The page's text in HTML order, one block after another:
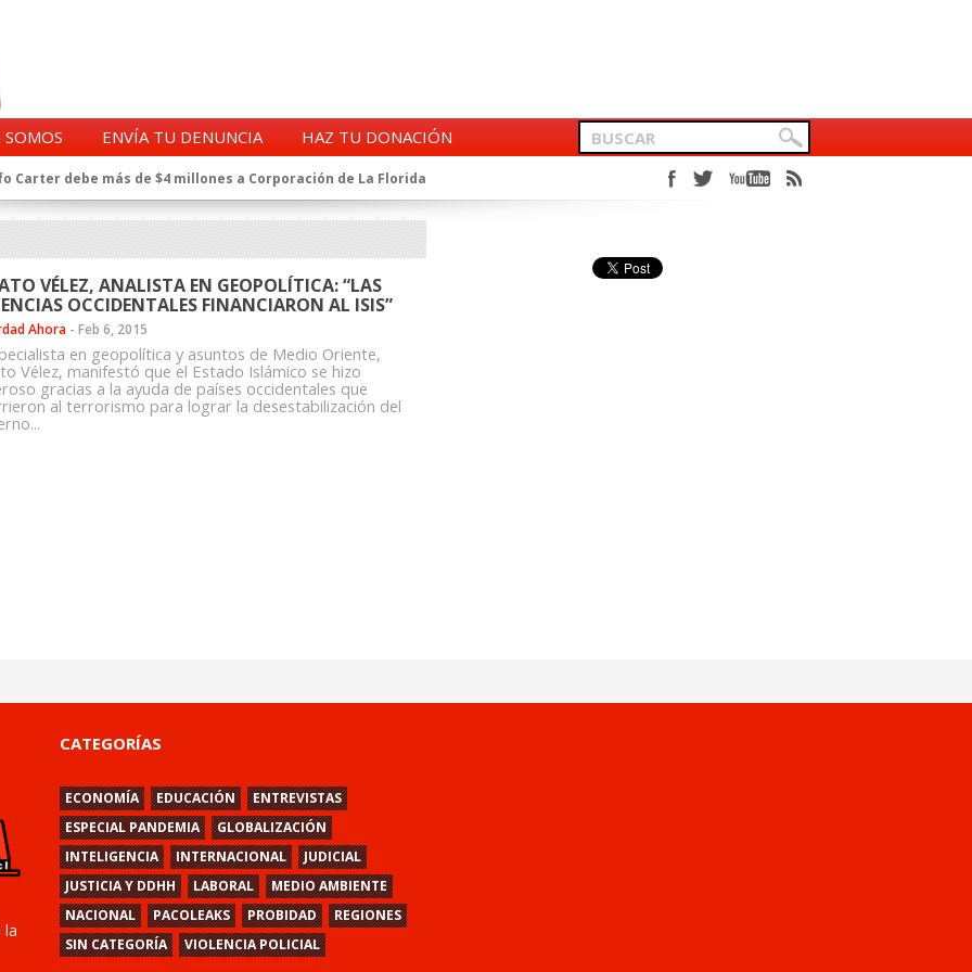
ENVÍA TU DENUNCIA
HAZ TU DONACIÓN
Carter debe más de $4 millones a Corporación de La Florida
de la CIA en Chile tras archivos desclasificados por Trump
exprefecto de Carabineros de Talca por supuesto fraude al
de Carabineros en el ajedrez del caso Huracán
imputado en caso Huracán, según chats en poder de la Fiscalía
vínculos con jueces del Grupo Arauco de Angelini
La denuncia que Carabineros ignoró
a Clínica Las Condes, vinculada al ministro Jaime Mañalich
de oficiales de la FACH recontratados por la DGAC
VÉLEZ, ANALISTA EN GEOPOLÍTICA: “LAS
OCCIDENTALES FINANCIARON AL ISIS”
Ahora - Feb 6, 2015
en geopolítica y asuntos de Medio Oriente,
Vélez, manifestó que el Estado Islámico se hizo
gracias a la ayuda de países occidentales que
al terrorismo para lograr la desestabilización del
la
CATEGORÍAS
ECONOMÍA EDUCACIÓN
ENTREVISTAS
ESPECIAL PANDEMIA
GLOBALIZACIÓN
INTELIGENCIA
INTERNACIONAL
JUDICIAL
JUSTICIA Y DDHH
LABORAL
MEDIO AMBIENTE
NACIONAL
PACOLEAKS PROBIDAD
REGIONES
SIN CATEGORÍA
VIOLENCIA POLICIAL